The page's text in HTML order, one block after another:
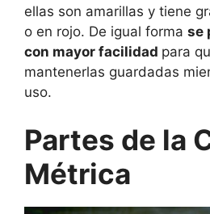
ellas son amarillas y tiene
o en rojo. De igual forma se
con mayor facilidad para
mantenerlas guardadas
uso.
Partes de la
Métrica